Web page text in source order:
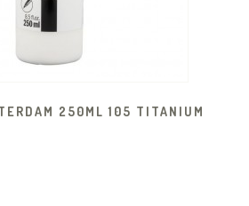
250ML 105 TITANIUM